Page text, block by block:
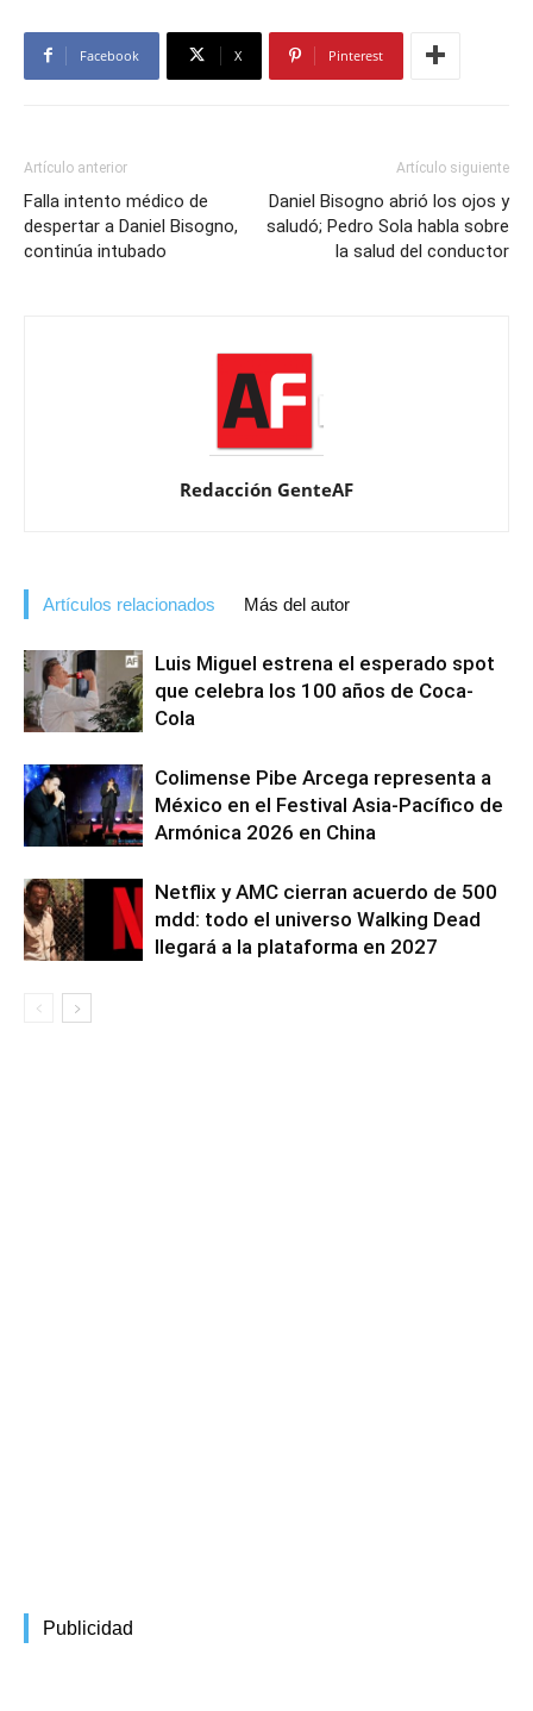
Facebook X Pinterest
Artículo anterior
Falla intento médico de
despertar a Daniel Bisogno,
continúa intubado
Artículo siguiente
Daniel Bisogno abrió los ojos y
saludó; Pedro Sola habla sobre
la salud del conductor
Redacción GenteAF
Artículos relacionados Más del autor
Luis Miguel estrena el esperado spot
que celebra los 100 años de Coca-
Cola
Colimense Pibe Arcega representa a
México en el Festival Asia-Pacífico de
Armónica 2026 en China
Netflix y AMC cierran acuerdo de 500
mdd: todo el universo Walking Dead
llegará a la plataforma en 2027
Publicidad